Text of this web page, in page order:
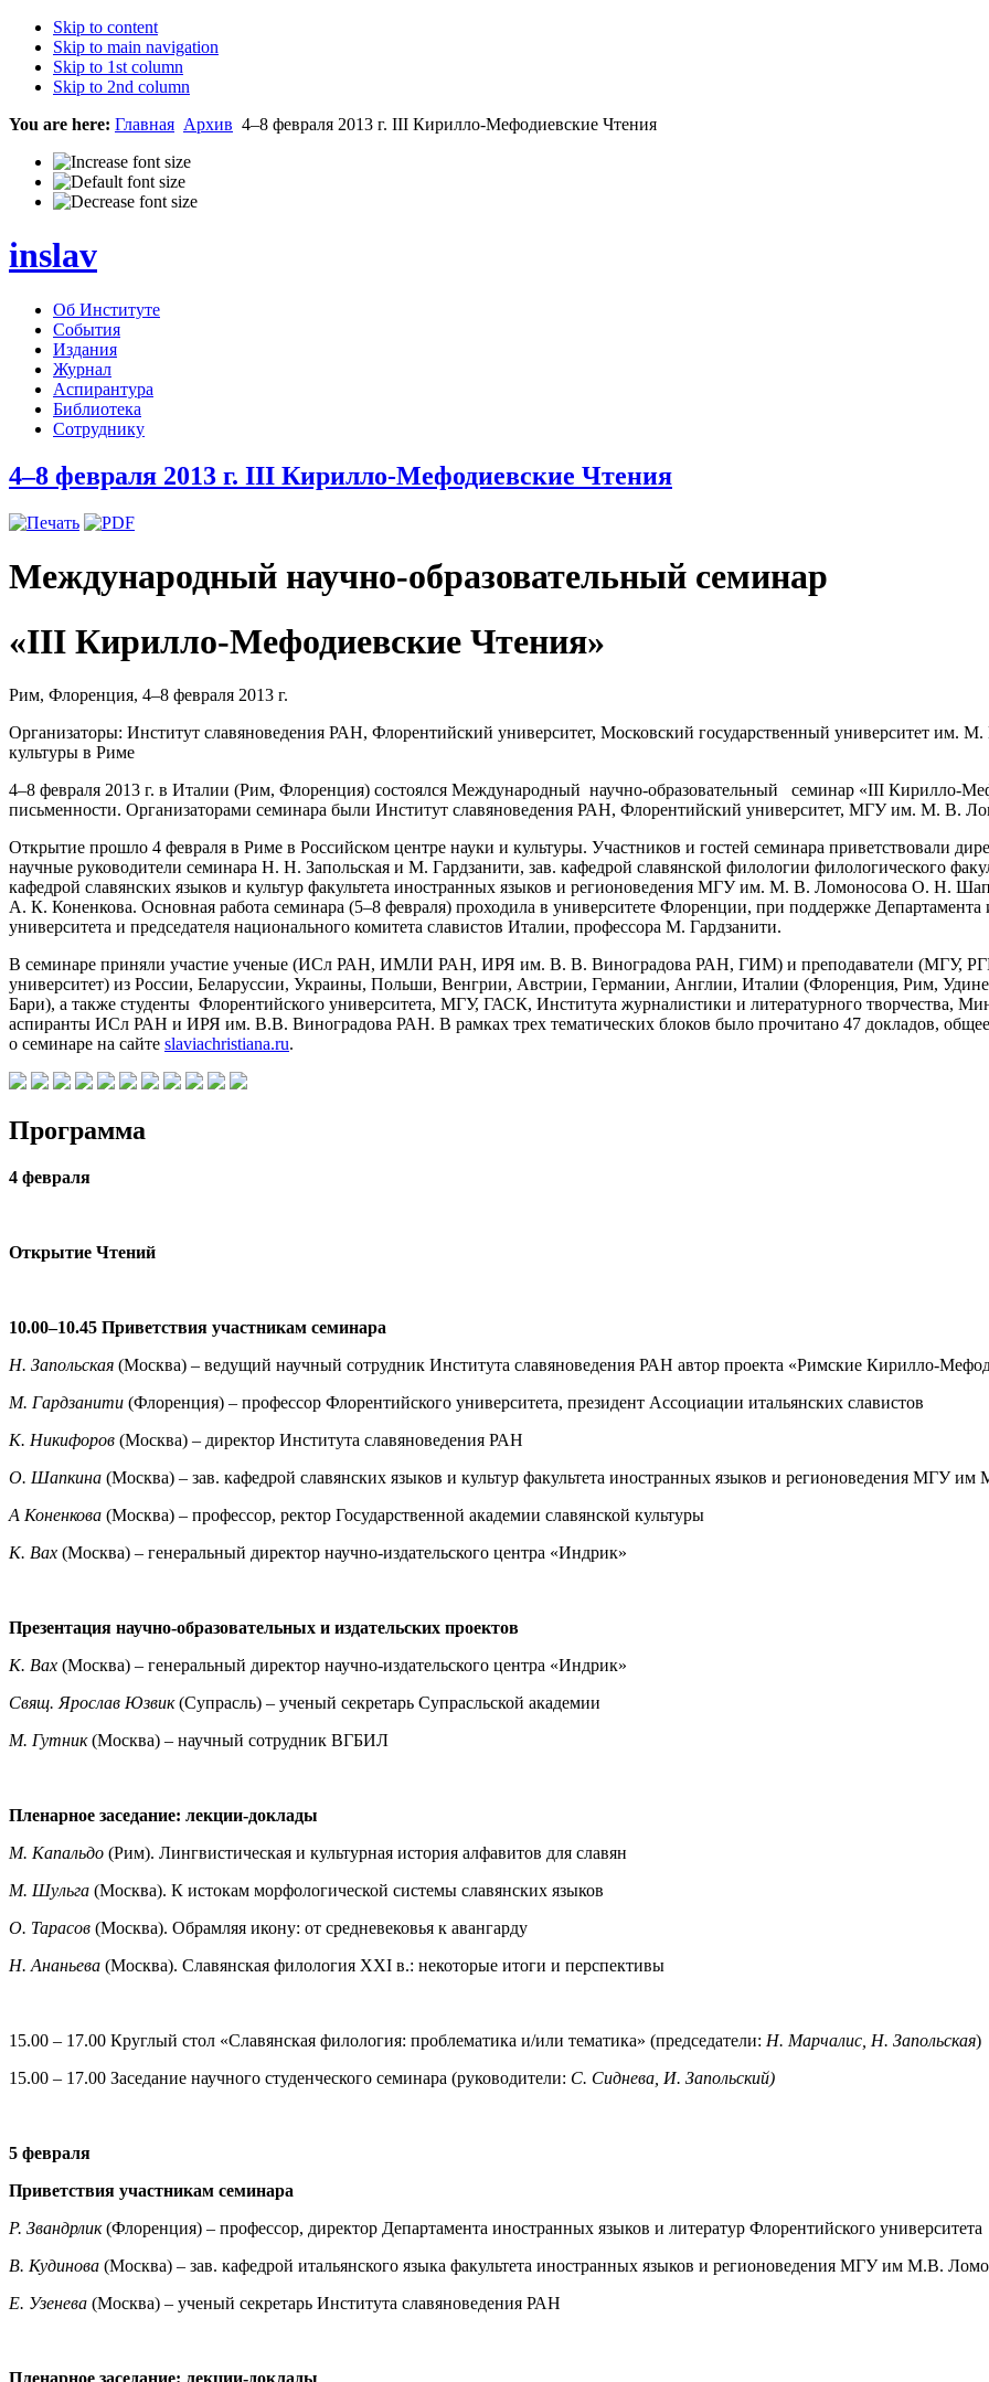
Skip to content
Skip to main navigation
Skip to 1st column
Skip to 2nd column
You are here: Главная Архив 4–8 февраля 2013 г. III Кирилло-Мефодиевские Чтения
inslav
Об Институте
События
Издания
Журнал
Аспирантура
Библиотека
Сотруднику
4–8 февраля 2013 г. III Кирилло-Мефодиевские Чтения
Международный научно-образовательный семинар
«III Кирилло-Мефодиевские Чтения»
Рим, Флоренция, 4–8 февраля 2013 г.
Организаторы: Институт славяноведения РАН, Флорентийский университет, Московский государственный университет им.
культуры в Риме
4–8 февраля 2013 г. в Италии (Рим, Флоренция) состоялся Международный научно-образовательный семинар «III Кирилло-
письменности. Организаторами семинара были Институт славяноведения РАН, Флорентийский университет, МГУ им. М. В.
Открытие прошло 4 февраля в Риме в Российском центре науки и культуры. Участников и гостей семинара приветствовали
научные руководители семинара Н. Н. Запольская и М. Гардзанити, зав. кафедрой славянской филологии филологического
кафедрой славянских языков и культур факультета иностранных языков и регионоведения МГУ им. М. В. Ломоносова О. Н.
А. К. Коненкова. Основная работа семинара (5–8 февраля) проходила в университете Флоренции, при поддержке
университета и председателя национального комитета славистов Италии, профессора М. Гардзанити.
В семинаре приняли участие ученые (ИСл РАН, ИМЛИ РАН, ИРЯ им. В. В. Виноградова РАН, ГИМ) и преподаватели (МГУ,
университет) из России, Беларуссии, Украины, Польши, Венгрии, Австрии, Германии, Англии, Италии (Флоренция, Рим,
Бари), а также студенты Флорентийского университета, МГУ, ГАСК, Института журналистики и литературного творчества,
аспиранты ИСл РАН и ИРЯ им. В.В. Виноградова РАН. В рамках трех тематических блоков было прочитано 47 докладов,
о семинаре на сайте slaviachristiana.ru.
Программа
4 февраля
Открытие Чтений
10.00–10.45 Приветствия участникам семинара
Н. Запольская (Москва) – ведущий научный сотрудник Института славяноведения РАН автор проекта «Римские Кирилло-
М. Гардзанити (Флоренция) – профессор Флорентийского университета, президент Ассоциации итальянских славистов
К. Никифоров (Москва) – директор Института славяноведения РАН
О. Шапкина (Москва) – зав. кафедрой славянских языков и культур факультета иностранных языков и регионоведения МГУ
А Коненкова (Москва) – профессор, ректор Государственной академии славянской культуры
К. Вах (Москва) – генеральный директор научно-издательского центра «Индрик»
Презентация научно-образовательных и издательских проектов
К. Вах (Москва) – генеральный директор научно-издательского центра «Индрик»
Свящ. Ярослав Юзвик(Супрасль) – ученый секретарь Супрасльской академии
М. Гутник(Москва) – научный сотрудник ВГБИЛ
Пленарное заседание: лекции-доклады
М. Капальдо (Рим). Лингвистическая и культурная история алфавитов для славян
М. Шульга (Москва). К истокам морфологической системы славянских языков
О. Тарасов (Москва). Обрамляя икону: от средневековья к авангарду
Н. Ананьева (Москва). Славянская филология XXI в.: некоторые итоги и перспективы
15.00 – 17.00 Круглый стол «Славянская филология: проблематика и/или тематика» (председатели: Н. Марчалис, Н. Запольская)
15.00 – 17.00 Заседание научного студенческого семинара (руководители: С. Сиднева, И. Запольский)
5 февраля
Приветствия участникам семинара
Р. Звандрлик (Флоренция) – профессор, директор Департамента иностранных языков и литератур Флорентийского университета
В. Кудинова (Москва) – зав. кафедрой итальянского языка факультета иностранных языков и регионоведения МГУ им М.В.
Е. Узенева (Москва) – ученый секретарь Института славяноведения РАН
Пленарное заседание: лекции-доклады